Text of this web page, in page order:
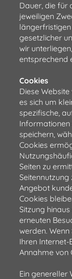
Dauer, die für
jeweiligen
gesetzlicher
wir
entsprechend
Cookies
Diese
es sich um
spezifische,
Informationen
speichern,
Cookies
Seiten zu
Angebot
Cookies
Sitzung
erneuten
werden. Wenn
Ihren Internet-
Annahme von
Ein genereller